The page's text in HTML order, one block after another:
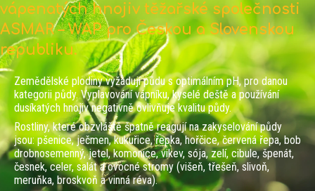
vápenatých hnojiv těžařské společnosti
ASMAR – WAP pro Českou a Slovenskou
republiku.
Zemědělské plodiny vyžadují půdu s optimálním pH, pro danou
kategorii půdy. Vyplavování vápníku, kyselé deště a používání
dusíkatých hnojiv negativně ovlivňuje kvalitu půdy.
Rostliny, které obzvláště špatně reagují na zakyselování půdy
jsou: pšenice, ječmen, kukuřice, řepka, hořčice, červená řepa, bob
drobnosemenný, jetel, komonice, vikev, sója, zelí, cibule, špenát,
česnek, celer, salát a ovocné stromy (višeň, třešeň, slivoň,
meruňka, broskvoň a vinná réva).